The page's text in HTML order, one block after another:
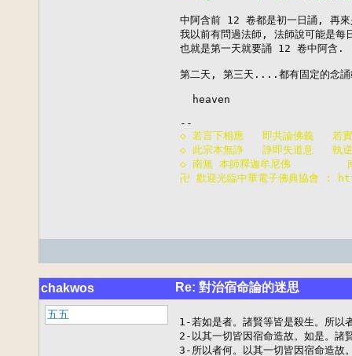
中阿含前 12 卷都是初一日誦, 再
我以前有問過法師, 法師說可能是每
也就是第一天就要誦 12 卷中阿含.
第二天, 第三天....都有固定的念
  heaven
◇ 若言下相應   即共論佛義   若
◇ 此宗本無諍   諍即失道意   執
◇ 南無 本師釋迦牟尼佛         南
卍 歡迎光臨中華電子佛典協會
chakwos Re: 對治宿命論的迷思
五五
1-若如是者。諸賢等皆是殺生。所以
2-以其一切皆因宿命造故。如是。諸
3-所以者何。以其一切皆因宿命造故